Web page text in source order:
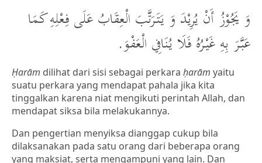
وَ يَجُوْزُ أَنْ يُرِيْدَ وَ يَتَرَتَّبَ الْعِقَابُ عَلَى فِعْلِهِ كَمَا
عَبَّرَ بِهِ غَيْرُهُ فَلَا يُنَافِي الْعَفْوَ.
Ḥarām dilihat dari sisi sebagai perkara ḥarām yaitu
suatu perkara yang mendapat pahala jika kita
tinggalkan karena niat mengikuti perintah Allah, dan
mendapat siksa bila melakukannya.
Dan pengertian menyiksa dianggap cukup bila
dilaksanakan pada satu orang dari beberapa orang
yang maksiat, serta mengampuni yang lain. Dan